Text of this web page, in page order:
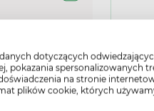
dotyczących
pokazania spersonalizowanych
na stronie
plików cookie, których
7